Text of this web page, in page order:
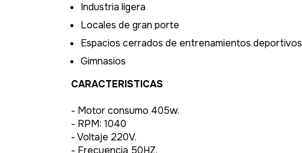
Industria ligera
Locales de gran porte
Espacios cerrados de entrenamientos deportivos
Gimnasios
CARACTERISTICAS
- Motor consumo 405w.
- RPM: 1040
- Voltaje 220V.
- Frecuencia 50HZ.